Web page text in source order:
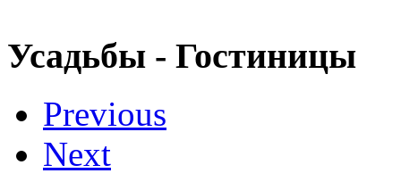
Усадьбы - Гостиницы
Previous
Next